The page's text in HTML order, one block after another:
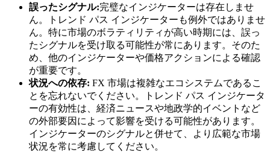
誤ったシグナル:完璧なインジケーターは存在しませ
ん。トレンド パス インジケーターも例外ではありませ
ん。特に市場のボラティリティが高い時期には、誤っ
たシグナルを受け取る可能性が常にあります。そのた
め、他のインジケーターや価格アクションによる確認
が重要です。
状況への依存: FX 市場は複雑なエコシステムであるこ
とを忘れないでください。トレンド パス インジケータ
ーの有効性は、経済ニュースや地政学的イベントなど
の外部要因によって影響を受ける可能性があります。
インジケーターのシグナルと併せて、より広範な市場
状況を常に考慮してください。